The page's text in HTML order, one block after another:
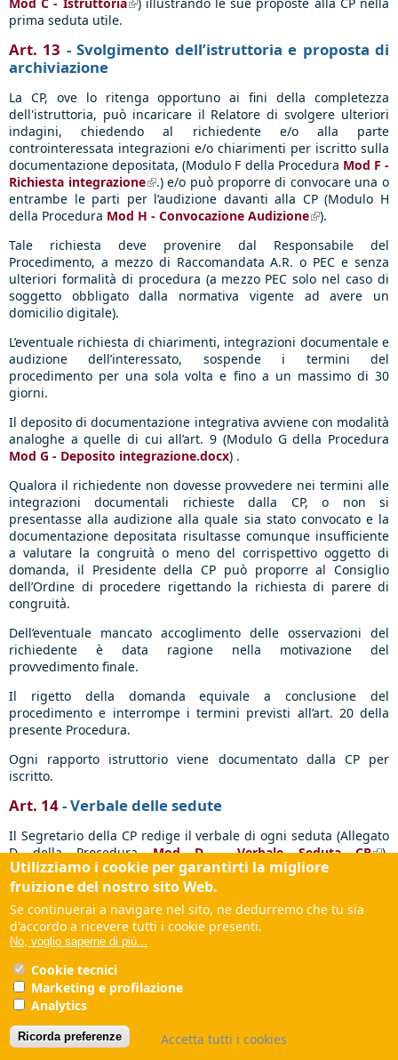
prima seduta utile.
Art. 13 - Svolgimento dell’istruttoria e proposta di
archiviazione
La CP, ove lo ritenga opportuno ai fini della completezza
dell'istruttoria, può incaricare il Relatore di svolgere ulteriori
indagini, chiedendo al richiedente e/o alla parte
controinteressata integrazioni e/o chiarimenti per iscritto sulla
documentazione depositata, (Modulo F della Procedura Mod F -
Richiesta integrazione(link is external)
.) e/o può proporre di convocare una o
entrambe le parti per l’audizione davanti alla CP (Modulo H
della Procedura Mod H - Convocazione Audizione(link is
).
Tale richiesta deve provenire dal Responsabile del
Procedimento, a mezzo di Raccomandata A.R. o PEC e senza
ulteriori formalità di procedura (a mezzo PEC solo nel caso di
soggetto obbligato dalla normativa vigente ad avere un
domicilio digitale).
L’eventuale richiesta di chiarimenti, integrazioni documentale e
audizione dell’interessato, sospende i termini del
procedimento per una sola volta e fino a un massimo di 30
giorni.
Il deposito di documentazione integrativa avviene con modalità
analoghe a quelle di cui all’art. 9 (Modulo G della Procedura
Mod G - Deposito integrazione.docx) .
Qualora il richiedente non dovesse provvedere nei termini alle
integrazioni documentali richieste dalla CP, o non si
presentasse alla audizione alla quale sia stato convocato e la
documentazione depositata risultasse comunque insufficiente
a valutare la congruità o meno del corrispettivo oggetto di
domanda, il Presidente della CP può proporre al Consiglio
dell’Ordine di procedere rigettando la richiesta di parere di
congruità.
Dell’eventuale mancato accoglimento delle osservazioni del
richiedente è data ragione nella motivazione del
provvedimento finale.
Il rigetto della domanda equivale a conclusione del
procedimento e interrompe i termini previsti all’art. 20 della
presente Procedura.
Ogni rapporto istruttorio viene documentato dalla CP per
iscritto.
Art. 14- Verbale delle sedute
Il Segretario della CP redige il verbale di ogni seduta (Allegato
D della ProceduraMod D - Verbale Seduta CP
),
documentando:
il nome di chi presiede la seduta;
le istanze presentate, indicando in particolare i pareri
emessi e quelli sospesi, con le motivazioni della
sospensione;
eventuali problematiche e segnalazioni da inoltrare al
Consiglio dell’Ordine.
Art. 15- Validità delle sedute e votazione
Utilizziamo i cookie per garantirti la migliore
fruizione del nostro sito Web.
Se continuerai a navigare nel sito, ne dedurremo che tu sia
d'accordo a ricevere tutti i cookie presenti.
No, voglio saperne di più...
Cookie tecnici
Marketing e profilazione
Analytics
Ricorda preferenze Accetta tutti i cookies